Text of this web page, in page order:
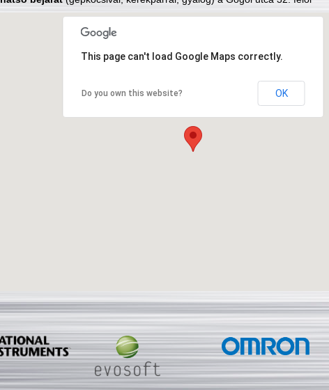
This page can't load Google Maps correctly.
Do you own this website? OK